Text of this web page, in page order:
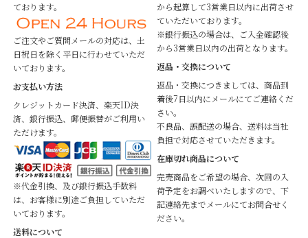
ております。
ご注文やご質問メールの対応は、土
日祝日を除く平日に行わせていただ
いております。
お支払い方法
クレジットカード決済、楽天ID決
済、銀行振込、郵便振替がご利用い
ただけます。
※代金引換、及び銀行振込手数料
は、お客様に別途ご負担していただ
いております。
送料について
から起算して3営業日以内に出荷させ
ていただいております。
※銀行振込の場合は、ご入金確認後
から3営業日以内の出荷となります。
返品・交換について
返品・交換につきましては、商品到
着後7日以内にメールにてご連絡くだ
さい。
不良品、誤配送の場合、送料は当社
負担で対応させていただきます。
在庫切れ商品について
完売商品をご希望の場合、次回の入
荷予定をお調べいたしますので、下
記連絡先までメールにてお問合せく
ださい。